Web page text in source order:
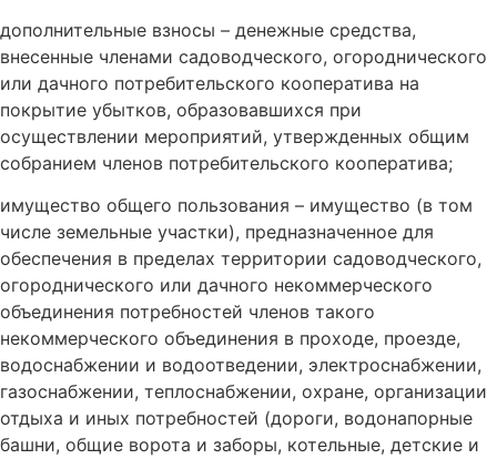
дополнительные взносы – денежные средства,
внесенные членами садоводческого, огороднического
или дачного потребительского кооператива на
покрытие убытков, образовавшихся при
осуществлении мероприятий, утвержденных общим
собранием членов потребительского кооператива;
имущество общего пользования – имущество (в том
числе земельные участки), предназначенное для
обеспечения в пределах территории садоводческого,
огороднического или дачного некоммерческого
объединения потребностей членов такого
некоммерческого объединения в проходе, проезде,
водоснабжении и водоотведении, электроснабжении,
газоснабжении, теплоснабжении, охране, организации
отдыха и иных потребностей (дороги, водонапорные
башни, общие ворота и заборы, котельные, детские и